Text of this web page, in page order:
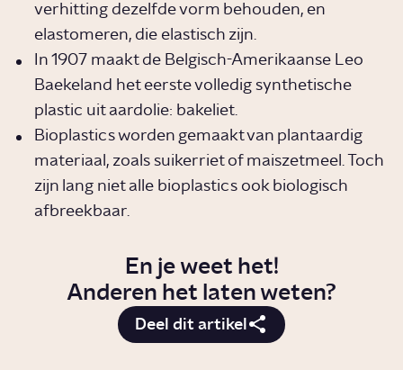
verhitting dezelfde vorm behouden, en
elastomeren, die elastisch zijn.
In 1907 maakt de Belgisch-Amerikaanse Leo
Baekeland het eerste volledig synthetische
plastic uit aardolie: bakeliet.
Bioplastics worden gemaakt van plantaardig
materiaal, zoals suikerriet of maiszetmeel. Toch
zijn lang niet alle bioplastics ook biologisch
afbreekbaar.
En je weet het!
Anderen het laten weten?
Deel dit artikel